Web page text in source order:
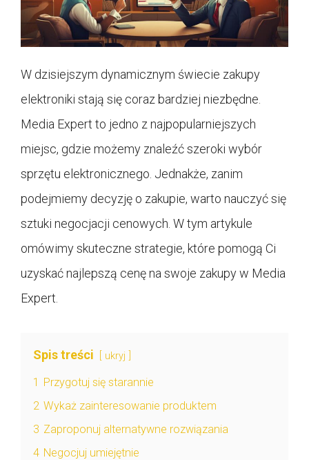
W dzisiejszym dynamicznym świecie zakupy
elektroniki stają się coraz bardziej niezbędne.
Media Expert to jedno z najpopularniejszych
miejsc, gdzie możemy znaleźć szeroki wybór
sprzętu elektronicznego. Jednakże, zanim
podejmiemy decyzję o zakupie, warto nauczyć się
sztuki negocjacji cenowych. W tym artykule
omówimy skuteczne strategie, które pomogą Ci
uzyskać najlepszą cenę na swoje zakupy w Media
Expert.
Spis treści ukryj
1 Przygotuj się starannie
2 Wykaż zainteresowanie produktem
3 Zaproponuj alternatywne rozwiązania
4 Negocjuj umiejętnie